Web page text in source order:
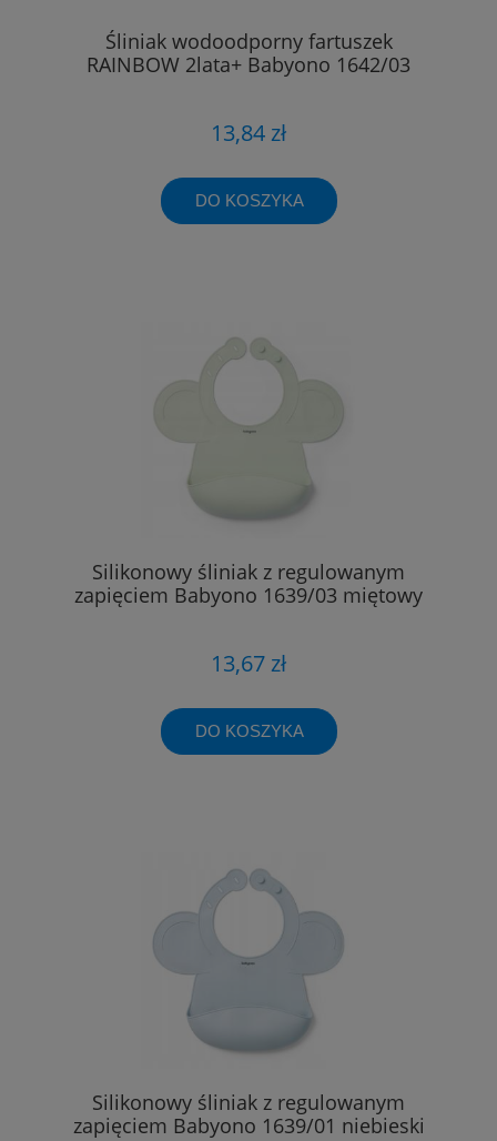
Śliniak wodoodporny fartuszek
RAINBOW 2lata+ Babyono 1642/03
13,84 zł
DO KOSZYKA
Silikonowy śliniak z regulowanym
zapięciem Babyono 1639/03 miętowy
13,67 zł
DO KOSZYKA
Silikonowy śliniak z regulowanym
zapięciem Babyono 1639/01 niebieski